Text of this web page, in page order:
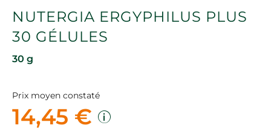
NUTERGIA ERGYPHILUS PLUS
30 GÉLULES
30 g
Prix moyen constaté
14,45 €